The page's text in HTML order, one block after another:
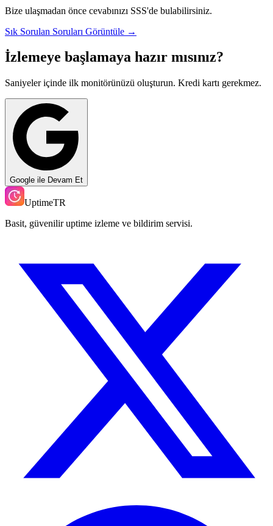
Bize ulaşmadan önce cevabınızı SSS'de bulabilirsiniz.
Sık Sorulan Soruları Görüntüle →
İzlemeye başlamaya hazır mısınız?
Saniyeler içinde ilk monitörünüzü oluşturun. Kredi kartı gerekmez.
Google ile Devam Et
UptimeTR
Basit, güvenilir uptime izleme ve bildirim servisi.